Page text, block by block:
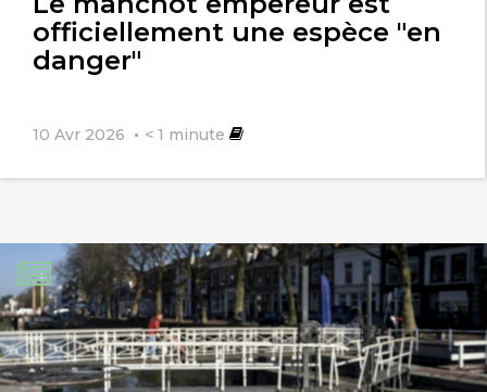
officiellement une espèce "en
danger"
10 Avr 2026 < 1 minute